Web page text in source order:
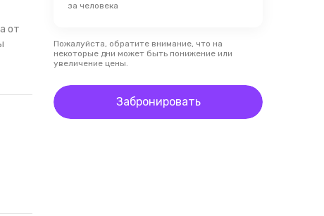
от
за человека
Пожалуйста, обратите внимание, что на
некоторые дни может быть понижение или
увеличение цены.
Забронировать